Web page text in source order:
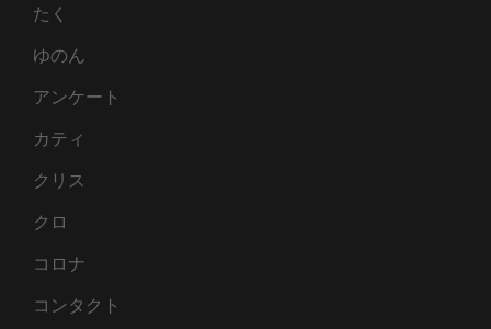
たく
ゆのん
アンケート
カティ
クリス
クロ
コロナ
コンタクト